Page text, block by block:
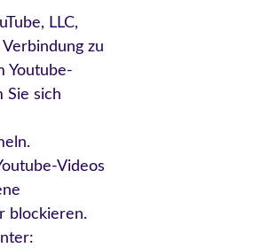
LLC,
zu
Youtube-
Sie sich
Videos
blockieren.